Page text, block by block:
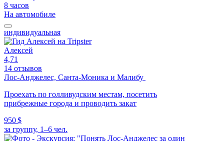
8 часов
На автомобиле
индивидуальная
Алексей
4,71
14 отзывов
Лос-Анджелес, Санта-Моника и Малибу
Проехать по голливудским местам, посетить
прибрежные города и проводить закат
950 $
за группу, 1–6 чел.